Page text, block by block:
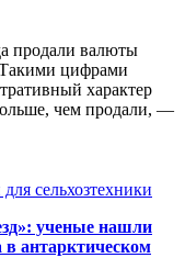
продали валюты
цифрами
характер
чем продали, —
сельхозтехники
ученые нашли
в антарктическом